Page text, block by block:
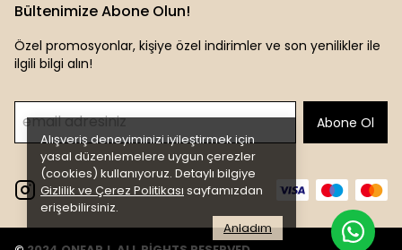
Alışveriş deneyiminizi iyileştirmek için
yasal düzenlemelere uygun çerezler
(cookies) kullanıyoruz. Detaylı bilgiye
Gizlilik ve Çerez Politikası sayfamızdan
erişebilirsiniz.
Anladım
Bültenimize Abone Olun!
Özel promosyonlar, kişiye özel indirimler ve son yenilikler ile
ilgili bilgi alın!
Abone Ol